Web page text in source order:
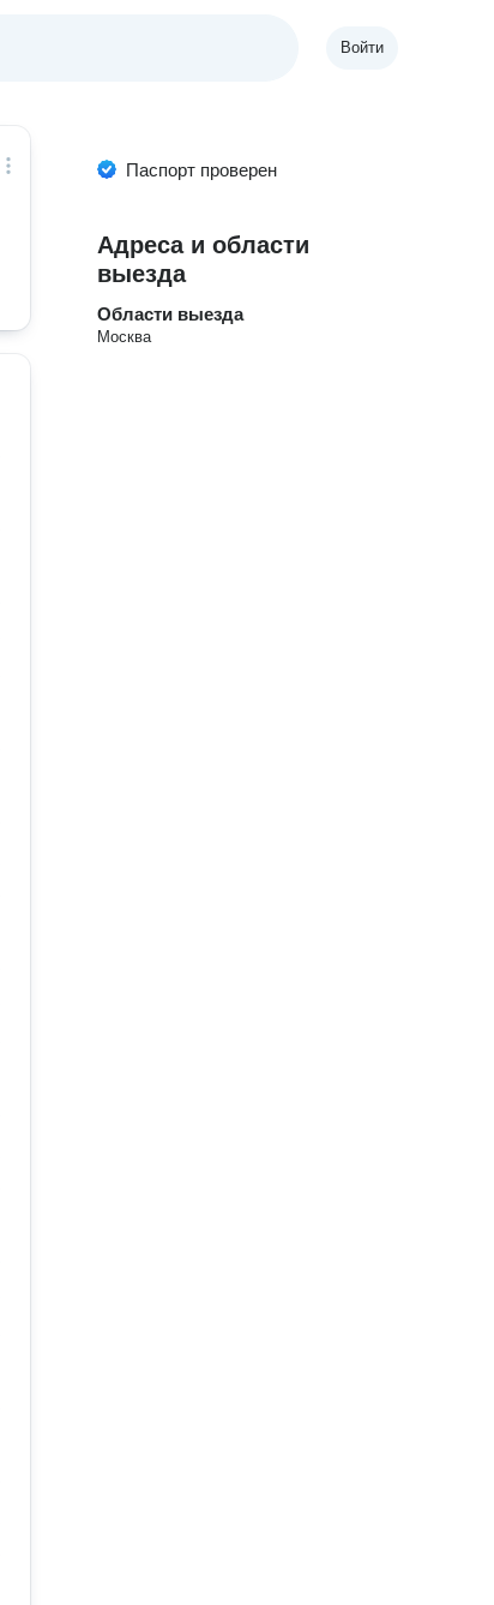
Войти
Паспорт проверен
Адреса и области
выезда
Области выезда
Москва